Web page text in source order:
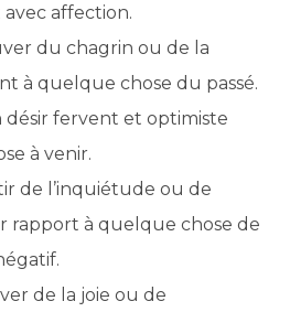
affection.
du chagrin ou de la
à quelque chose du passé.
désir fervent et optimiste
à venir.
de l’inquiétude ou de
rapport à quelque chose de
de la joie ou de